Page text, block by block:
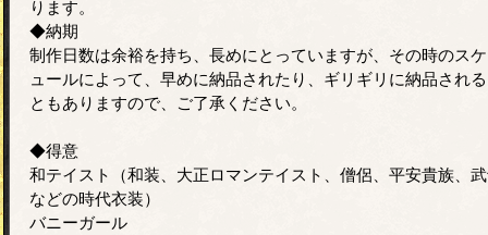
ります。
◆納期
制作日数は余裕を持ち、長めにとっていますが、その時のス
ュールによって、早めに納品されたり、ギリギリに納品され
ともありますので、ご了承ください。
◆得意
和テイスト（和装、大正ロマンテイスト、僧侶、平安貴族、
などの時代衣装）
バニーガール